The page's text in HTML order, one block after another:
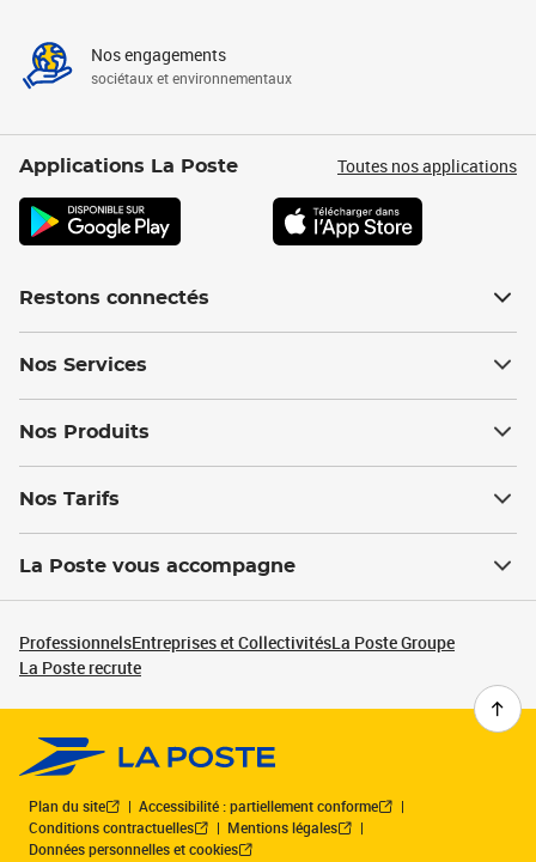
Nos engagements
sociétaux et environnementaux
Applications La Poste Toutes nos applications
Restons connectés
Nos Services
Nos Produits
Nos Tarifs
La Poste vous accompagne
ProfessionnelsEntreprises et CollectivitésLa Poste Groupe
La Poste recrute
Plan du site
Accessibilité : partiellement conforme
Conditions contractuelles
Mentions légales
Données personnelles et cookies